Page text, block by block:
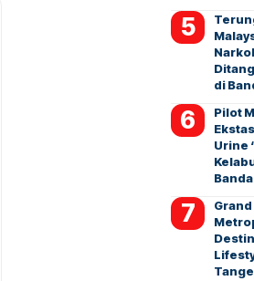
di
Pilot
Urine